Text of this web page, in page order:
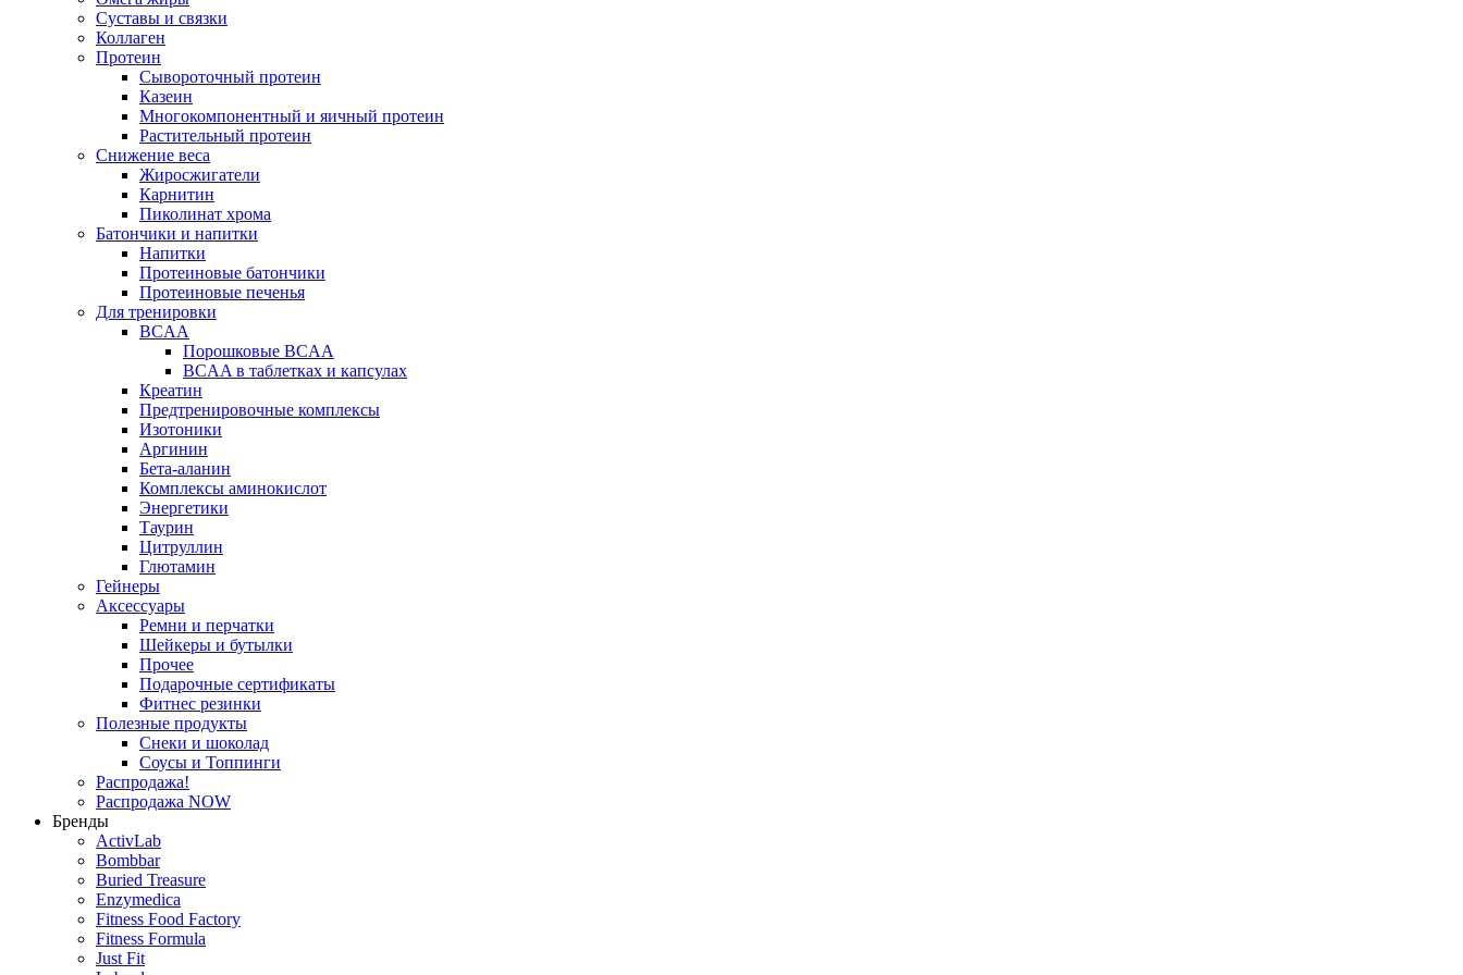
Суставы и связки
Коллаген
Протеин
Сывороточный протеин
Казеин
Многокомпонентный и яичный протеин
Растительный протеин
Снижение веса
Жиросжигатели
Карнитин
Пиколинат хрома
Батончики и напитки
Напитки
Протеиновые батончики
Протеиновые печенья
Для тренировки
BCAA
Порошковые BCAA
BCAA в таблетках и капсулах
Креатин
Предтренировочные комплексы
Изотоники
Аргинин
Бета-аланин
Комплексы аминокислот
Энергетики
Таурин
Цитруллин
Глютамин
Гейнеры
Аксессуары
Ремни и перчатки
Шейкеры и бутылки
Прочее
Подарочные сертификаты
Фитнес резинки
Полезные продукты
Снеки и шоколад
Соусы и Топпинги
Распродажа!
Распродажа NOW
Бренды
ActivLab
Bombbar
Buried Treasure
Enzymedica
Fitness Food Factory
Fitness Formula
Just Fit